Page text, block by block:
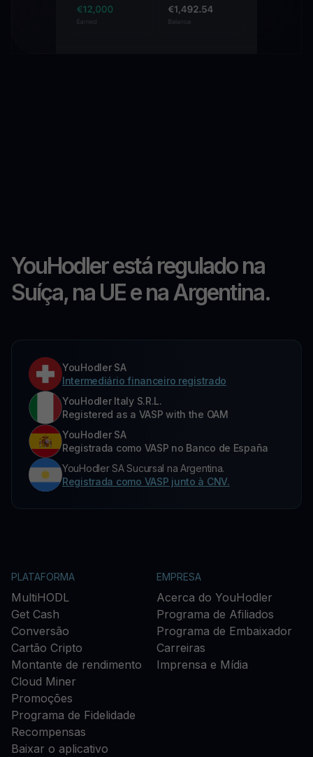
YouHodler está regulado na
Suíça, na UE e na Argentina.
YouHodler SA
Intermediário financeiro registrado
YouHodler Italy S.R.L.
Registered as a VASP with the OAM
YouHodler SA
Registrada como VASP no Banco de España
YouHodler SA Sucursal na Argentina.
Registrada como VASP junto à CNV.
PLATAFORMA
MultiHODL
Get Cash
Conversão
Cartão Cripto
Montante de rendimento
Cloud Miner
Promoções
Programa de Fidelidade
Recompensas
Baixar o aplicativo
EMPRESA
Acerca do YouHodler
Programa de Afiliados
Programa de Embaixador
Carreiras
Imprensa e Mídia